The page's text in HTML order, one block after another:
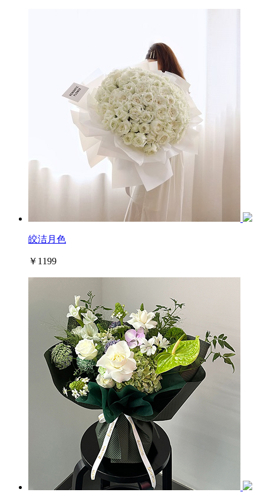
皎洁月色
￥1199